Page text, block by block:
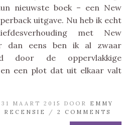
nieuwste boek – een New
uitgave. Nu heb ik echt
met New
dan eens ben ik al zwaar
door de oppervlakkige
en een plot dat uit elkaar valt
MAART 2015 DOOR
EMMY
RECENSIE / 2 COMMENTS